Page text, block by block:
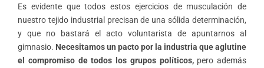
Es evidente que todos estos ejercicios de musculación de
nuestro tejido industrial precisan de una sólida determinación,
y que no bastará el acto voluntarista de apuntarnos al
gimnasio. Necesitamos un pacto por la industria que aglutine
el compromiso de todos los grupos políticos,pero además